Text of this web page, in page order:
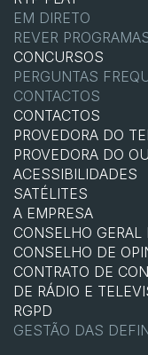
EM DIRETO
REVER
CONCURSOS
PERGUNTAS
CONTACTOS
CONTACTOS
PROVEDORA DO
PROVEDORA DO
ACESSIBILIDADES
SATÉLITES
A EMPRESA
CONSELHO
CONSELHO DE
CONTRATO DE
DE RÁDIO E
RGPD
GESTÃO DAS